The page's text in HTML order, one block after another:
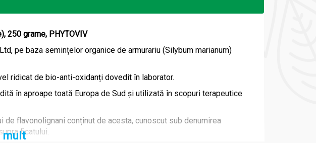
250 grame, PHYTOVIV
pe baza semințelor organice de armurariu (Silybum marianum)
ridicat de bio-anti-oxidanți dovedit în laborator.
în aproape toată Europa de Sud și utilizată în scopuri terapeutice
flavonolignani conținut de acesta, cunoscut sub denumirea
ficatului.
mult